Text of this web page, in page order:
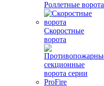
Роллетные ворота
Скоростные
ворота